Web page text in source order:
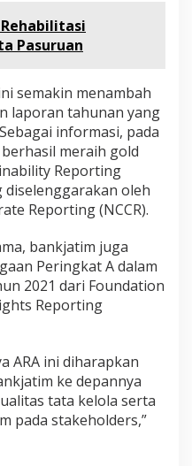
Pasuruan
semakin menambah
laporan tahunan yang
informasi, pada
meraih gold
Reporting
diselenggarakan oleh
Reporting (NCCR).
bankjatim juga
Peringkat A dalam
2021 dari Foundation
Reporting
ARA ini diharapkan
ke depannya
tata kelola serta
pada stakeholders,”